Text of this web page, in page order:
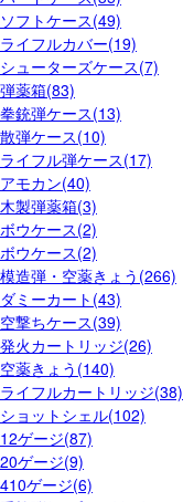
ソフトケース(49)
ライフルカバー(19)
シューターズケース(7)
弾薬箱(83)
拳銃弾ケース(13)
散弾ケース(10)
ライフル弾ケース(17)
アモカン(40)
木製弾薬箱(3)
ボウケース(2)
ボウケース(2)
模造弾・空薬きょう(266)
ダミーカート(43)
空撃ちケース(39)
発火カートリッジ(26)
空薬きょう(140)
ライフルカートリッジ(38)
ショットシェル(102)
12ゲージ(87)
20ゲージ(9)
410ゲージ(6)